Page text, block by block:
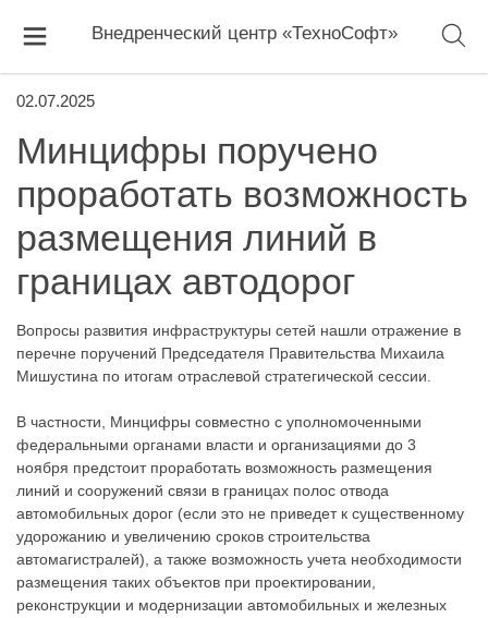
Внедренческий центр «ТехноСофт»
02.07.2025
Минцифры поручено
проработать возможность
размещения линий в
границах автодорог
Вопросы развития инфраструктуры сетей нашли отражение в
перечне поручений Председателя Правительства Михаила
Мишустина по итогам отраслевой стратегической сессии.
В частности, Минцифры совместно с уполномоченными
федеральными органами власти и организациями до 3
ноября предстоит проработать возможность размещения
линий и сооружений связи в границах полос отвода
автомобильных дорог (если это не приведет к существенному
удорожанию и увеличению сроков строительства
автомагистралей), а также возможность учета необходимости
размещения таких объектов при проектировании,
реконструкции и модернизации автомобильных и железных